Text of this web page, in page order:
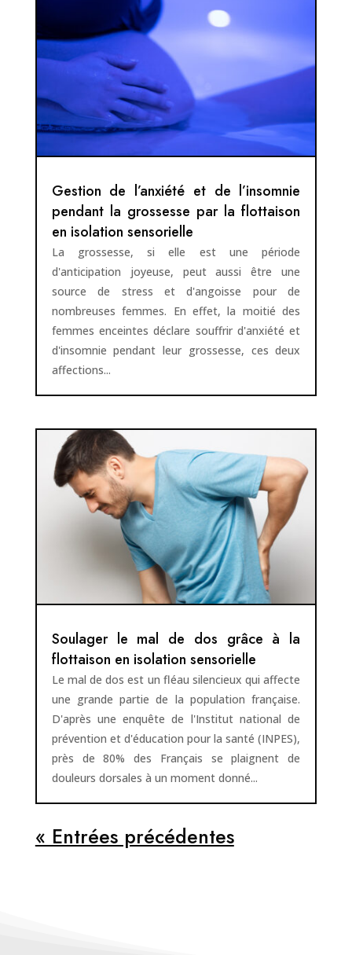
Gestion de l’anxiété et de l’insomnie
pendant la grossesse par la flottaison
en isolation sensorielle
La grossesse, si elle est une période
d'anticipation joyeuse, peut aussi être une
source de stress et d'angoisse pour de
nombreuses femmes. En effet, la moitié des
femmes enceintes déclare souffrir d'anxiété et
d'insomnie pendant leur grossesse, ces deux
affections...
Soulager le mal de dos grâce à la
flottaison en isolation sensorielle
Le mal de dos est un fléau silencieux qui affecte
une grande partie de la population française.
D'après une enquête de l'Institut national de
prévention et d'éducation pour la santé (INPES),
près de 80% des Français se plaignent de
douleurs dorsales à un moment donné...
« Entrées précédentes